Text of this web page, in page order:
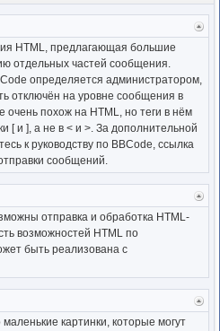
HTML, предлагающая большие
отдельных частей сообщения.
определяется администратором,
отключён на уровне сообщения в
очень похож на HTML, но теги в нём
[ и ], а не в < и >. За дополнительной
к руководству по BBCode, ссылка
сообщений.
отправка и обработка HTML-
возможностей HTML по
быть реализована с
картинки, которые могут